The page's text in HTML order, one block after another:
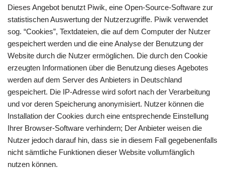
Dieses Angebot benutzt Piwik, eine Open-Source-Software zur
statistischen Auswertung der Nutzerzugriffe. Piwik verwendet
sog. “Cookies”, Textdateien, die auf dem Computer der Nutzer
gespeichert werden und die eine Analyse der Benutzung der
Website durch die Nutzer ermöglichen. Die durch den Cookie
erzeugten Informationen über die Benutzung dieses Agebotes
werden auf dem Server des Anbieters in Deutschland
gespeichert. Die IP-Adresse wird sofort nach der Verarbeitung
und vor deren Speicherung anonymisiert. Nutzer können die
Installation der Cookies durch eine entsprechende Einstellung
Ihrer Browser-Software verhindern; Der Anbieter weisen die
Nutzer jedoch darauf hin, dass sie in diesem Fall gegebenenfalls
nicht sämtliche Funktionen dieser Website vollumfänglich
nutzen können.